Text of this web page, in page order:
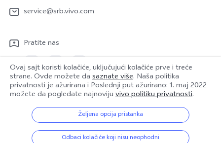
Y17s
Funtouch OS
Nadogradnja sistema
Uputstvo za korišćenje
Evidencija ažuriranja
Garantna politika
Ljudi
Pravna obaveštenja
Održivost
vivo Centar za privatnost
service@srb.vivo.com
Pratite nas
Serbia | Izaberite zemlju/region
© {3} vivo Mobile Communication Co., Ltd. Sva prava zadržana.
Ovaj sajt koristi kolačiće, uključujući kolačiće prve i treće
strane. Ovde možete da saznate više. Naša politika
privatnosti je ažurirana i Poslednji put ažurirano: 1. maj 2022
možete da pogledate najnoviju vivo politiku privatnosti.
Željena opcija pristanka
Odbaci kolačiće koji nisu neophodni